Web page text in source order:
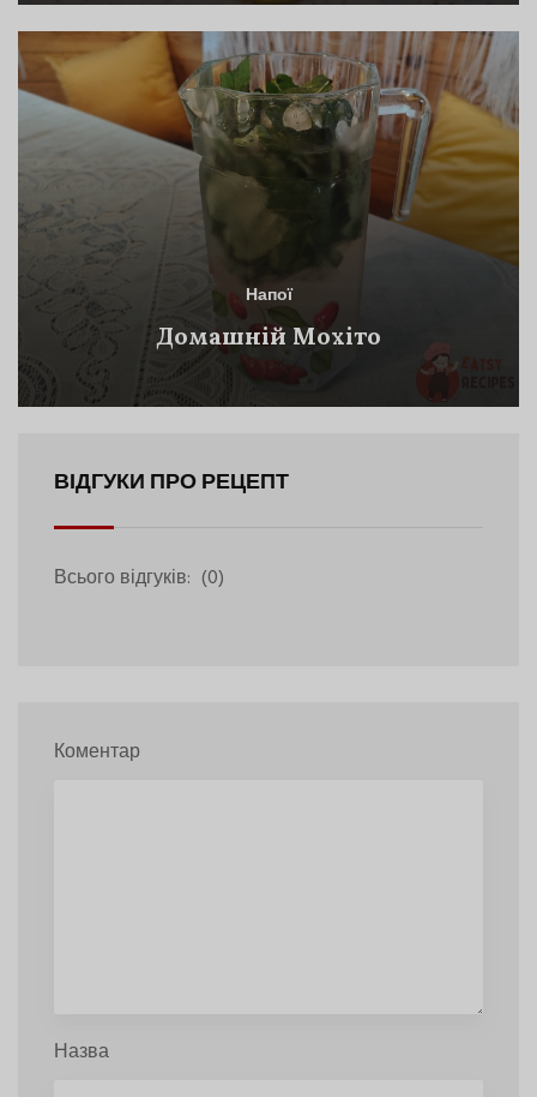
Напої
Домашній Мохіто
ВІДГУКИ ПРО РЕЦЕПТ
Всього відгуків: (0)
Коментар
Назва